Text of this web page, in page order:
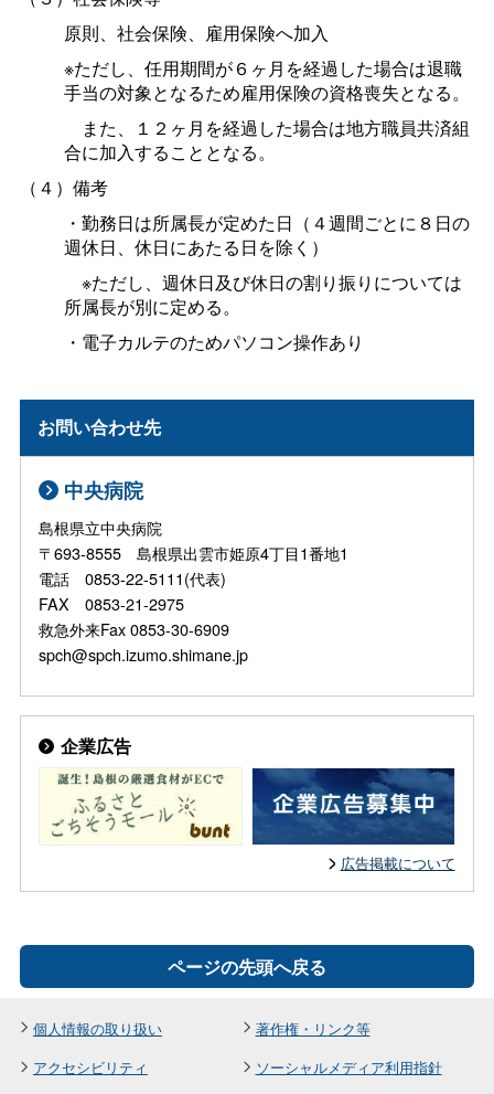
原則、社会保険、雇用保険へ加入
※ただし、任用期間が６ヶ月を経過した場合は退職
手当の対象となるため雇用保険の資格喪失となる。
また、１２ヶ月を経過した場合は地方職員共済組
合に加入することとなる。
（４）備考
・勤務日は所属長が定めた日（４週間ごとに８日の
週休日、休日にあたる日を除く）
※ただし、週休日及び休日の割り振りについては
所属長が別に定める。
・電子カルテのためパソコン操作あり
お問い合わせ先
中央病院
島根県立中央病院
〒693-8555 島根県出雲市姫原4丁目1番地1
電話 0853-22-5111(代表)
FAX 0853-21-2975
救急外来Fax 0853-30-6909
spch@spch.izumo.shimane.jp
企業広告
広告掲載について
ページの先頭へ戻る
個人情報の取り扱い
著作権・リンク等
アクセシビリティ
ソーシャルメディア利用指針